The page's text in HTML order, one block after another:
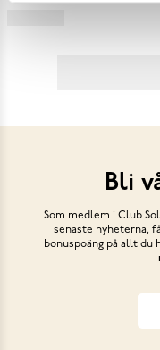
Bli
Som medlem i Club
senaste nyheterna,
bonuspoäng på allt du